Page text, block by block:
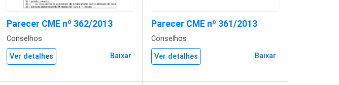
Parecer CME nº 362/2013
Conselhos
Ver detalhes Baixar
Parecer CME nº 361/2013
Conselhos
Ver detalhes Baixar